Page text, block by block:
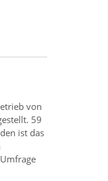
von
59
ist das